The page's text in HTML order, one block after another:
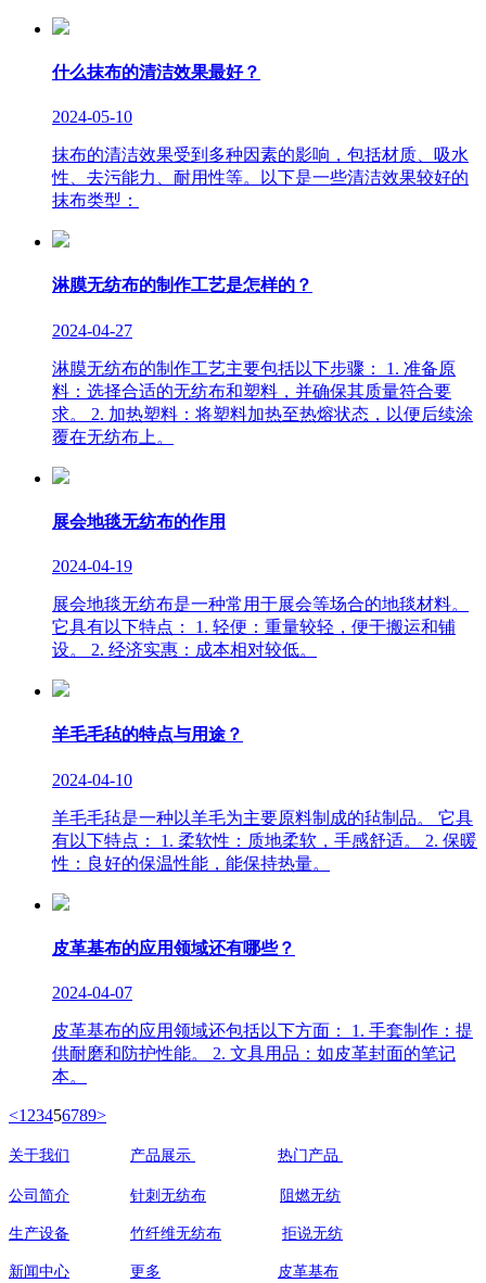
什么抹布的清洁效果最好？
2024-05-10
抹布的清洁效果受到多种因素的影响，包括材质、吸水
性、去污能力、耐用性等。以下是一些清洁效果较好的
抹布类型：
淋膜无纺布的制作工艺是怎样的？
2024-04-27
淋膜无纺布的制作工艺主要包括以下步骤： 1. 准备原
料：选择合适的无纺布和塑料，并确保其质量符合要
求。 2. 加热塑料：将塑料加热至热熔状态，以便后续涂
覆在无纺布上。
展会地毯无纺布的作用
2024-04-19
展会地毯无纺布是一种常用于展会等场合的地毯材料。
它具有以下特点： 1. 轻便：重量较轻，便于搬运和铺
设。 2. 经济实惠：成本相对较低。
羊毛毛毡的特点与用途？
2024-04-10
羊毛毛毡是一种以羊毛为主要原料制成的毡制品。 它具
有以下特点： 1. 柔软性：质地柔软，手感舒适。 2. 保暖
性：良好的保温性能，能保持热量。
皮革基布的应用领域还有哪些？
2024-04-07
皮革基布的应用领域还包括以下方面： 1. 手套制作：提
供耐磨和防护性能。 2. 文具用品：如皮革封面的笔记
本。
<1 23456789>
关于我们 产品展示 热门产品
公司简介 针刺无纺布 阻燃无纺
生产设备 竹纤维无纺布 拒说无纺
新闻中心 更多 皮革基布